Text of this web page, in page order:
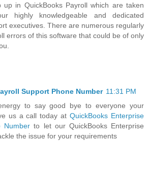
up in QuickBooks Payroll which are taken
highly knowledgeable and dedicated
executives. There are numerous regularly
errors of this software that could be of only
Support Phone Number 11:31 PM
to say good bye to everyone your
us a call today atQuickBooks Enterprise
Number to let our QuickBooks Enterprise
the issue for your requirements